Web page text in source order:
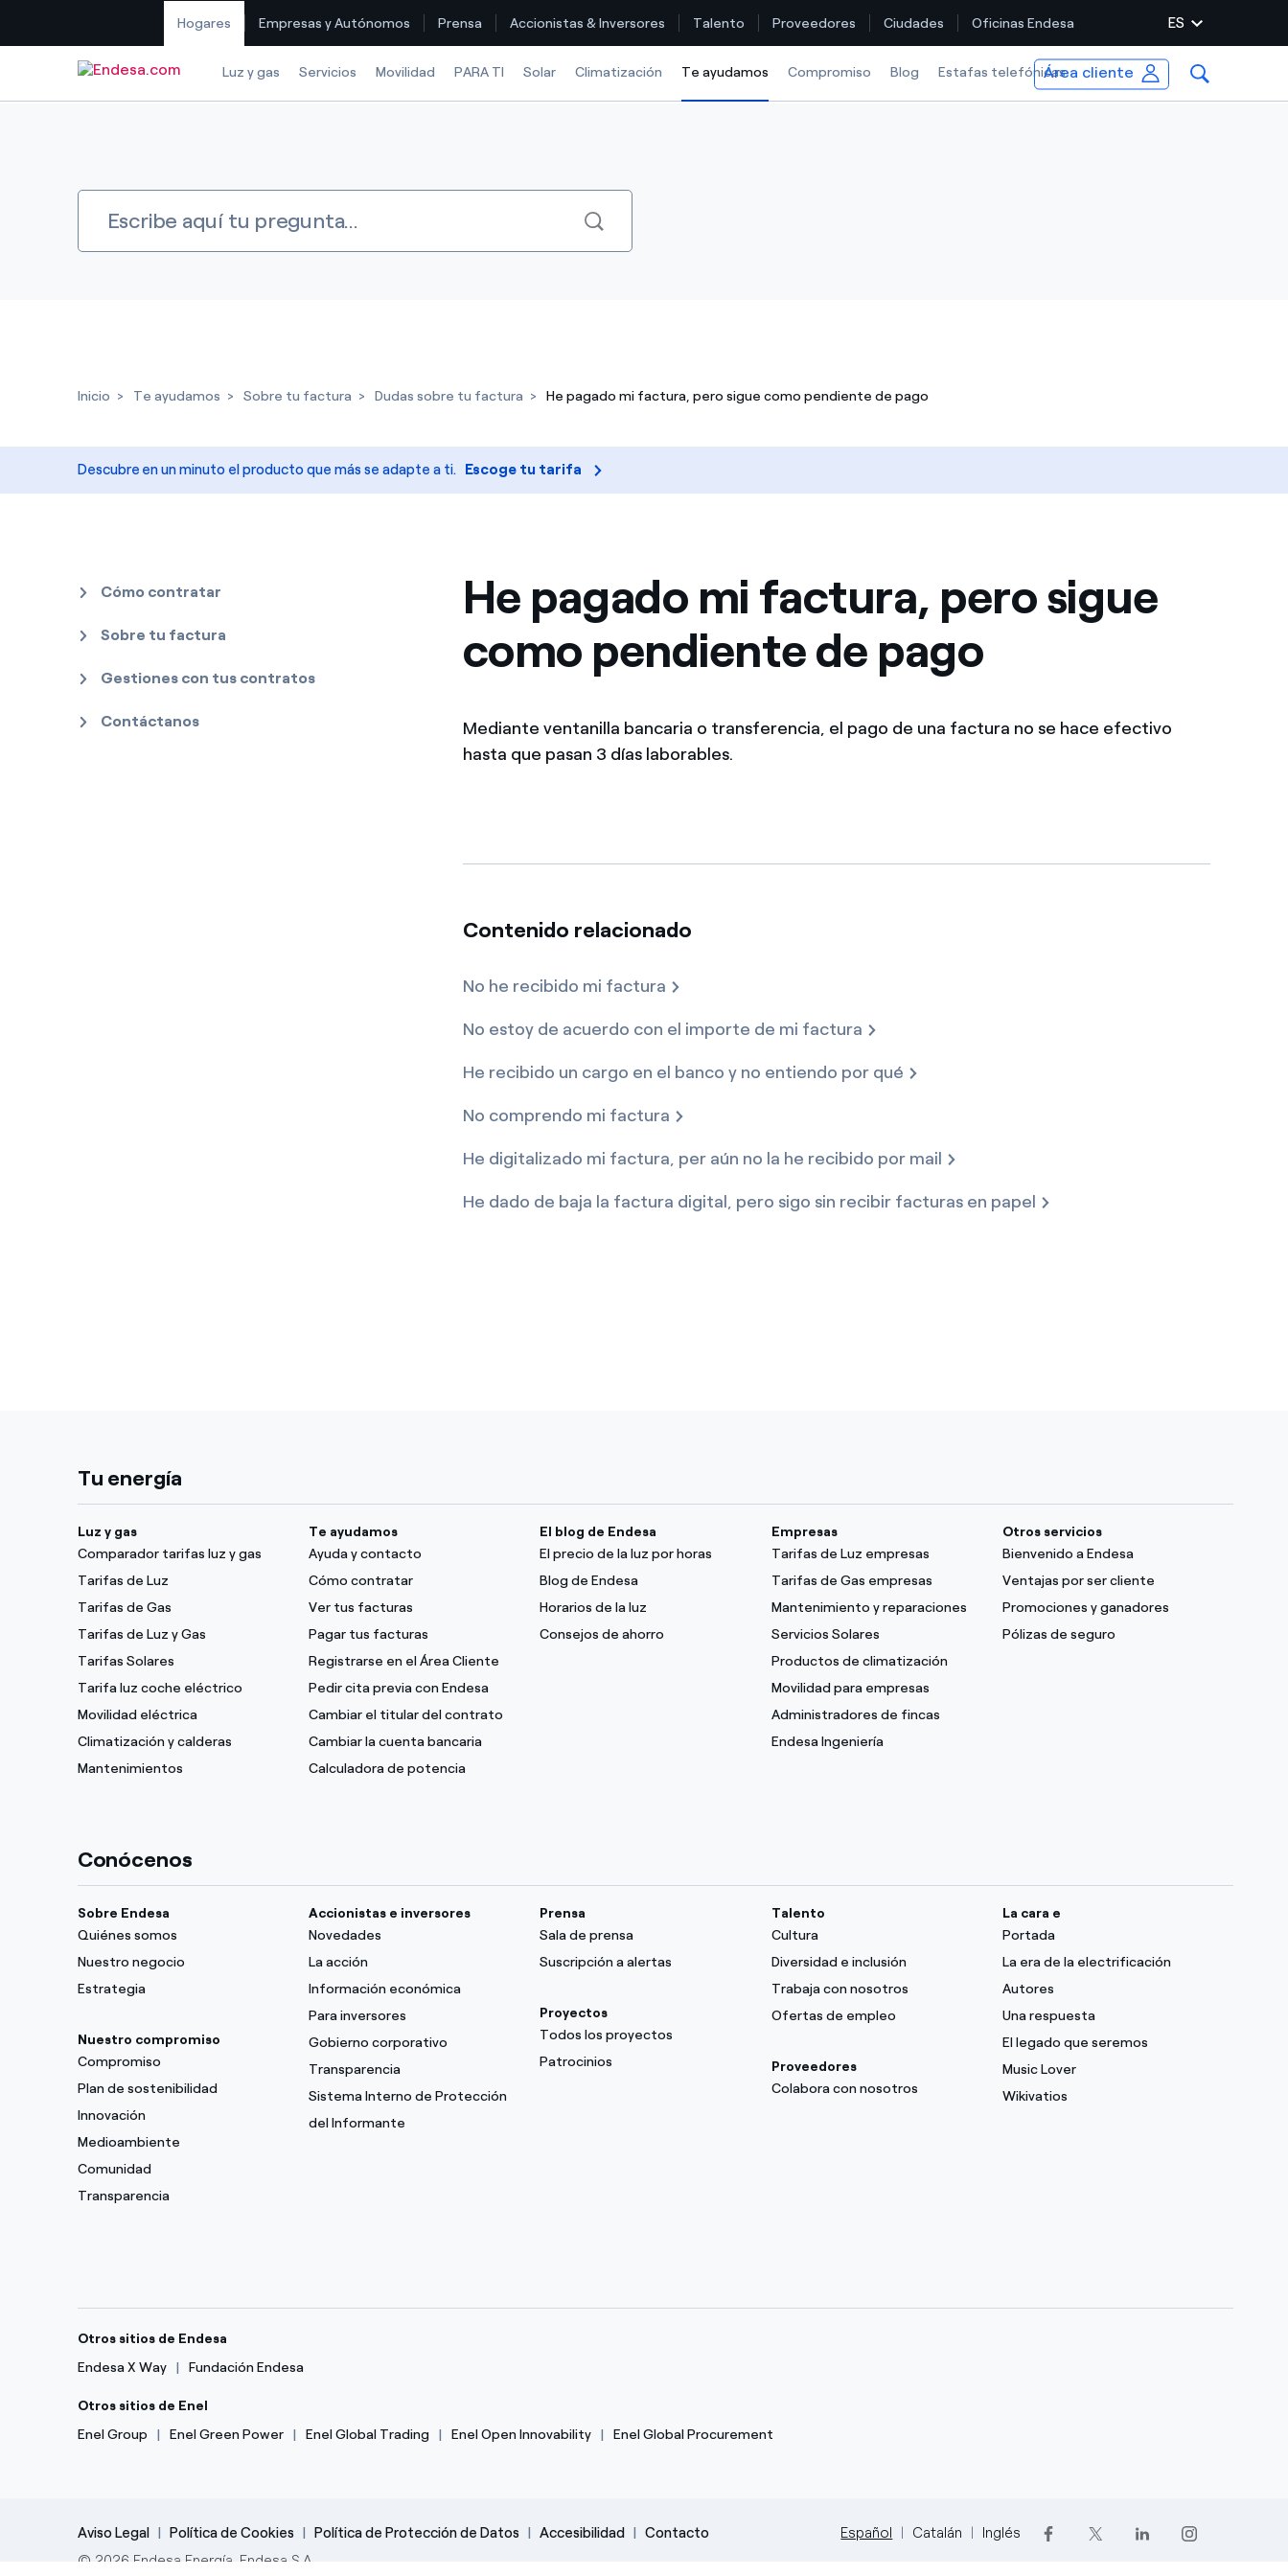
Hogares Empresas y Autónomos Prensa Accionistas & Inversores Talento Proveedores Ciudades Oficinas Endesa ES
Luz y gas Servicios Movilidad PARA TI Solar Climatización Te ayudamos Selected item
Compromiso Blog Estafas telefónicasÁrea cliente
Compara nuestras tarifas de empresa y ahorra
¿Has recibido una oferta para cambiar de compañía?
¿Gestionas varias comunidades de propietarios?
Inicio Te ayudamos Sobre tu factura Dudas sobre tu factura He pagado mi factura, pero sigue como pendiente de pago
Descubre en un minuto el producto que más se adapte a ti. Escoge tu tarifa
Cómo contratar
Sobre tu factura
Gestiones con tus contratos
Contáctanos
He pagado mi factura, pero sigue
como pendiente de pago
Mediante ventanilla bancaria o transferencia, el pago de una factura no se hace efectivo
hasta que pasan 3 días laborables.
Contenido relacionado
No he recibido mi factura
No estoy de acuerdo con el importe de mi factura
He recibido un cargo en el banco y no entiendo por qué
No comprendo mi factura
He digitalizado mi factura, per aún no la he recibido por mail
He dado de baja la factura digital, pero sigo sin recibir facturas en papel
Tu energía
Luz y gas
Comparador tarifas luz y gas
Tarifas de Luz
Tarifas de Gas
Tarifas de Luz y Gas
Tarifas Solares
Tarifa luz coche eléctrico
Movilidad eléctrica
Climatización y calderas
Mantenimientos
Te ayudamos
Ayuda y contacto
Cómo contratar
Ver tus facturas
Pagar tus facturas
Registrarse en el Área Cliente
Pedir cita previa con Endesa
Cambiar el titular del contrato
Cambiar la cuenta bancaria
Calculadora de potencia
El blog de Endesa
El precio de la luz por horas
Blog de Endesa
Horarios de la luz
Consejos de ahorro
Empresas
Tarifas de Luz empresas
Tarifas de Gas empresas
Mantenimiento y reparaciones
Servicios Solares
Productos de climatización
Movilidad para empresas
Administradores de fincas
Endesa Ingeniería
Otros servicios
Bienvenido a Endesa
Ventajas por ser cliente
Promociones y ganadores
Pólizas de seguro
Conócenos
Sobre Endesa
Quiénes somos
Nuestro negocio
Estrategia
Nuestro compromiso
Compromiso
Plan de sostenibilidad
Innovación
Medioambiente
Comunidad
Transparencia
Accionistas e inversores
Novedades
La acción
Información económica
Para inversores
Gobierno corporativo
Transparencia
Sistema Interno de Protección
del Informante
Prensa
Sala de prensa
Suscripción a alertas
Proyectos
Todos los proyectos
Patrocinios
Talento
Cultura
Diversidad e inclusión
Trabaja con nosotros
Ofertas de empleo
Proveedores
Colabora con nosotros
La cara e
Portada
La era de la electrificación
Autores
Una respuesta
El legado que seremos
Music Lover
Wikivatios
Otros sitios de Endesa
Endesa X Way
Fundación Endesa
Otros sitios de Enel
Enel Group
Enel Green Power Enel Global Trading Enel Open Innovability Enel Global Procurement
Aviso Legal Política de Cookies Política de Protección de Datos Accesibilidad
Contacto
© 2026 Endesa Energía, Endesa S.A.
Español Catalán Inglés